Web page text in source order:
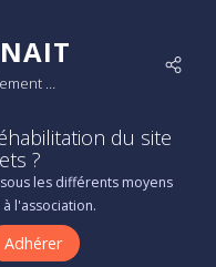
…
du site
?
les différents moyens
l'association.
Adhérer